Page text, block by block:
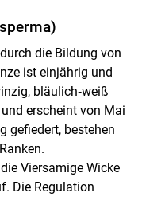
die Bildung von
ist einjährig und
bläulich‑weiß
erscheint von Mai
gefiedert, bestehen
Viersamige Wicke
Die Regulation